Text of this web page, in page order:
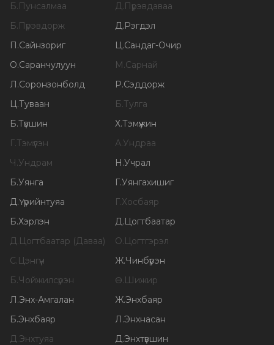
Б. Пунсалмаа Д. Пүрэвдаваа
Б. Пүрэвдорж Д. Рэгдэл
П .Сайнзориг Ц.Сандаг-Очир
О.Саранчулуун М .Сарнай
Л .Соронзонболд Р.Сэддорж
Ц.Туваан Б.Тулга
Б.Түвшин Х.Тэмүүжин
Г.Тэмүүлэн А.Ундраа
Ч .Ундрам Н .Учрал
Б.Уянга Г.Уянгахишиг
Д.Үүрийнтуяа Г.Хосбаяр
Б.Хэрлэн Д. Цогтбаатар
Д. Цогтбаатар (Даваа) О. Цогтгэрэл
С. Цэнгүүн Ж.Чинбүрэн
Б.Чойжилсүрэн Ө. Шижир
Л .Энх-Амгалан Ж.Энхбаяр
Б.Энхбаяр Л .Энхнасан
Д.Энхтуяа Д.Энхтүвшин